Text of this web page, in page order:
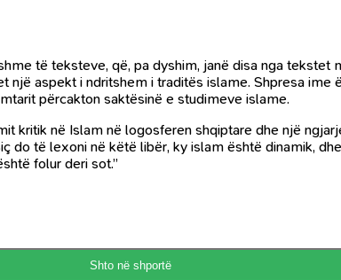
të teksteve, që, pa dyshim, janë disa nga
aspekt i ndritshem i traditës islame. Shpresa
përcakton saktësinë e studimeve islame.
kritik në Islam në logosferen shqiptare dhe një
të lexoni në këtë libër, ky islam është dinamik,
folur deri sot.”
Shto në shportë